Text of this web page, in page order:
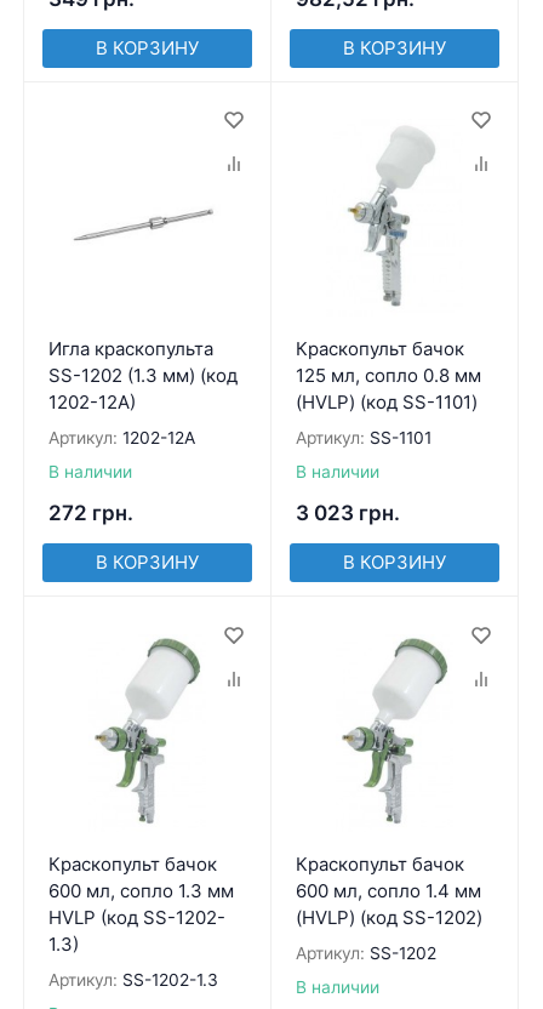
В КОРЗИНУ В КОРЗИНУ
Игла краскопульта
SS-1202 (1.3 мм) (код
1202-12A)
Артикул: 1202-12A
В наличии
272 грн.
В КОРЗИНУ
Краскопульт бачок
125 мл, сопло 0.8 мм
(HVLP) (код SS-1101)
Артикул: SS-1101
В наличии
3 023 грн.
В КОРЗИНУ
Краскопульт бачок
600 мл, сопло 1.3 мм
HVLP (код SS-1202-
1.3)
Артикул: SS-1202-1.3
Краскопульт бачок
600 мл, сопло 1.4 мм
(HVLP) (код SS-1202)
Артикул: SS-1202
В наличии